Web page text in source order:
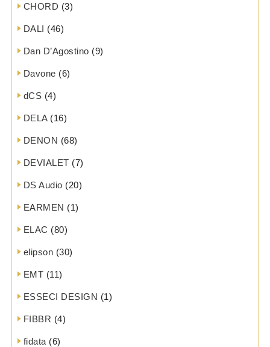
CHORD (3)
DALI (46)
Dan D’Agostino (9)
Davone (6)
dCS (4)
DELA(16)
DENON (68)
DEVIALET (7)
DS Audio (20)
EARMEN (1)
ELAC (80)
elipson (30)
EMT (11)
ESSECI DESIGN (1)
FIBBR (4)
fidata (6)